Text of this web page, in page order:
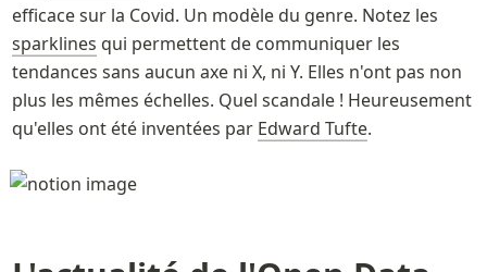
sparklines qui permettent de communiquer les
tendances sans aucun axe ni X, ni Y. Elles n'ont pas non
plus les mêmes échelles. Quel scandale ! Heureusement
qu'elles ont été inventées par Edward Tufte.